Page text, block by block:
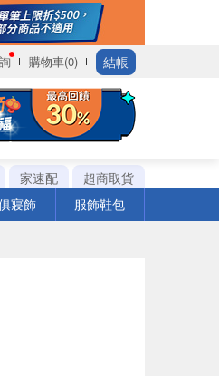
購物車(0) 結帳
家速配
超商取貨
寢飾 服飾鞋包